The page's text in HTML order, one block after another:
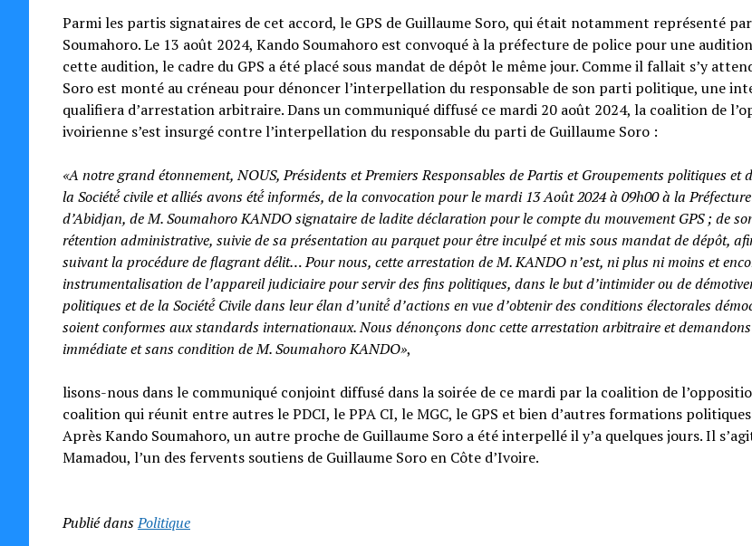
Parmi les partis signataires de cet accord, le GPS de Guillaume Soro, qui était notamment représenté
Soumahoro. Le 13 août 2024, Kando Soumahoro est convoqué à la préfecture de police pour une
cette audition, le cadre du GPS a été placé sous mandat de dépôt le même jour. Comme il fallait s’y
Soro est monté au créneau pour dénoncer l’interpellation du responsable de son parti politique, une
qualifiera d’arrestation arbitraire. Dans un communiqué diffusé ce mardi 20 août 2024, la coalition de
ivoirienne s’est insurgé contre l’interpellation du responsable du parti de Guillaume Soro :
«A notre grand étonnement, NOUS, Présidents et Premiers Responsables de Partis et Groupements politiques et
la Société́ civile et alliés avons été́ informés, de la convocation pour le mardi 13 Août 2024 à 09h00 à la
d’Abidjan, de M. Soumahoro KANDO signataire de ladite déclaration pour le compte du mouvement GPS ; de
rétention administrative, suivie de sa présentation au parquet pour être inculpé et mis sous mandat de dépôt,
suivant la procédure de flagrant délit… Pour nous, cette arrestation de M. KANDO n’est, ni plus ni moins et
instrumentalisation de l’appareil judiciaire pour servir des fins politiques, dans le but d’intimider ou de
politiques et de la Société́ Civile dans leur élan d’unité́ d’actions en vue d’obtenir des conditions électorales
soient conformes aux standards internationaux. Nous dénonçons donc cette arrestation arbitraire et
immédiate et sans condition de M. Soumahoro KANDO»,
lisons-nous dans le communiqué conjoint diffusé dans la soirée de ce mardi par la coalition de
coalition qui réunit entre autres le PDCI, le PPA CI, le MGC, le GPS et bien d’autres formations
Après Kando Soumahoro, un autre proche de Guillaume Soro a été interpellé il y’a quelques jours. Il
Mamadou, l’un des fervents soutiens de Guillaume Soro en Côte d’Ivoire.
Publié dansPolitique